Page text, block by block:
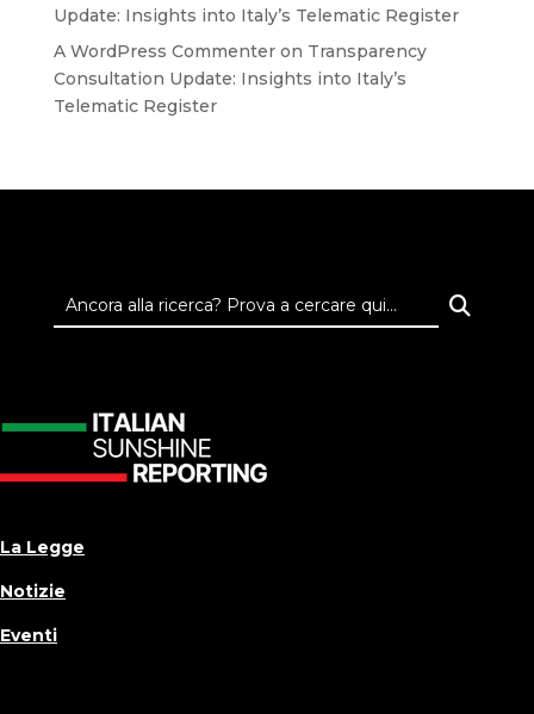
Update: Insights into Italy’s Telematic Register
A WordPress Commenteron Transparency
Consultation Update: Insights into Italy’s
Telematic Register
La Legge
Notizie
Eventi